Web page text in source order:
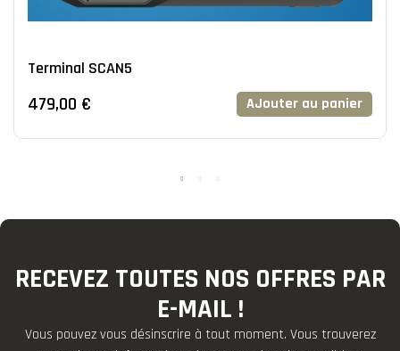
Terminal SCAN5
479,00 € AJouter au panier
RECEVEZ TOUTES NOS OFFRES PAR
E-MAIL !
Vous pouvez vous désinscrire à tout moment. Vous trouverez